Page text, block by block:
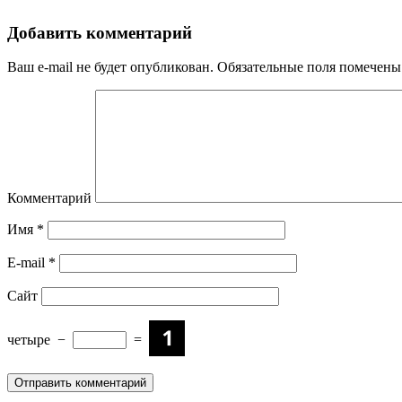
Добавить комментарий
Ваш e-mail не будет опубликован. Обязательные поля
Комментарий
Имя *
E-mail *
Сайт
четыре − =